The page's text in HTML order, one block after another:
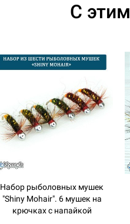
С
Набор рыболовных мушек
"Shiny Mohair". 6 мушек на
крючках с напайкой